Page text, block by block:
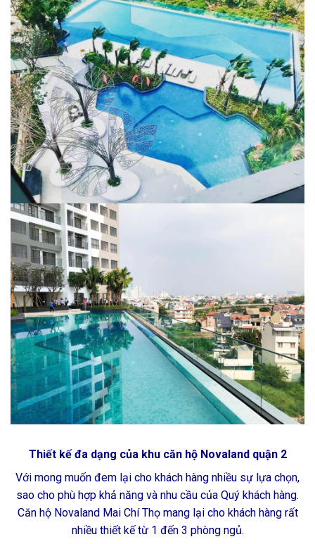
Thiết kế đa dạng của khu căn hộ Novaland quận 2
Với mong muốn đem lại cho khách hàng nhiều sự lựa chọn,
sao cho phù hợp khả năng và nhu cầu của Quý khách hàng.
Căn hộ Novaland Mai Chí Thọ mang lại cho khách hàng rất
nhiều thiết kế từ 1 đến 3 phòng ngủ.